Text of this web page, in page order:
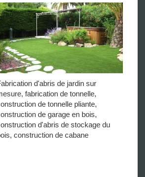
d'abris de jardin sur
fabrication de tonnelle,
de tonnelle pliante,
de garage en bois,
d'abris de stockage du
construction de cabane